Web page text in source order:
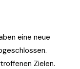
eine neue
Zielen.